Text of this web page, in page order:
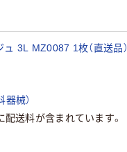
3L MZ0087 1枚（直送品）
械）
送料が含まれています。